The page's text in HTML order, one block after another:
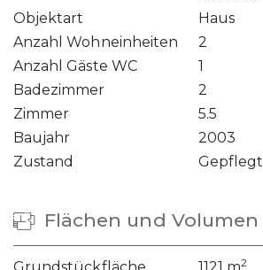
Objektart
Haus
Anzahl Wohneinheiten
2
Anzahl Gäste WC
1
Badezimmer
2
Zimmer
5.5
Baujahr
2003
Zustand
Gepflegt
Flächen und Volumen
Grundstückfläche 1121 m2